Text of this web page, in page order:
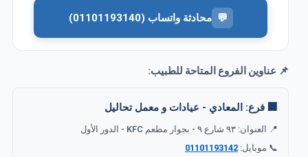
💬 محادثة واتساب (01101193140)
📌 عناوين الفروع المتاحة للطبيب:
🏢 فرع: المعادي - عيادات و معمل تحاليل
📍 العنوان: ٩٣ شارع ٩ - بجوار مطعم KFC - الدور الأول
📞 موبايل: 01101193142